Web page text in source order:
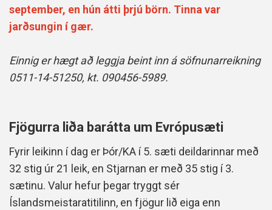
september, en hún átti þrjú börn. Tinna var
jarðsungin í gær.
Einnig er hægt að leggja beint inn á söfnunarreikning
0511-14-51250, kt. 090456-5989.
Fjögurra liða barátta um Evrópusæti
Fyrir leikinn í dag er Þór/KA í 5. sæti deildarinnar með
32 stig úr 21 leik, en Stjarnan er með 35 stig í 3.
sætinu. Valur hefur þegar tryggt sér
Íslandsmeistaratitilinn, en fjögur lið eiga enn